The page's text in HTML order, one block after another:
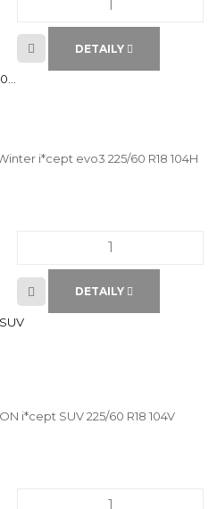
DETAILY
i*cept evo3 225/60 R18 104H
DETAILY
i*cept SUV 225/60 R18 104V